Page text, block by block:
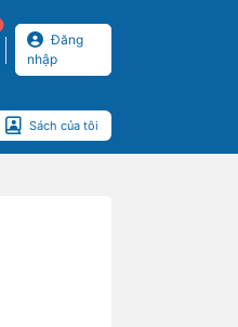
Đăng
nhập
Sách của tôi